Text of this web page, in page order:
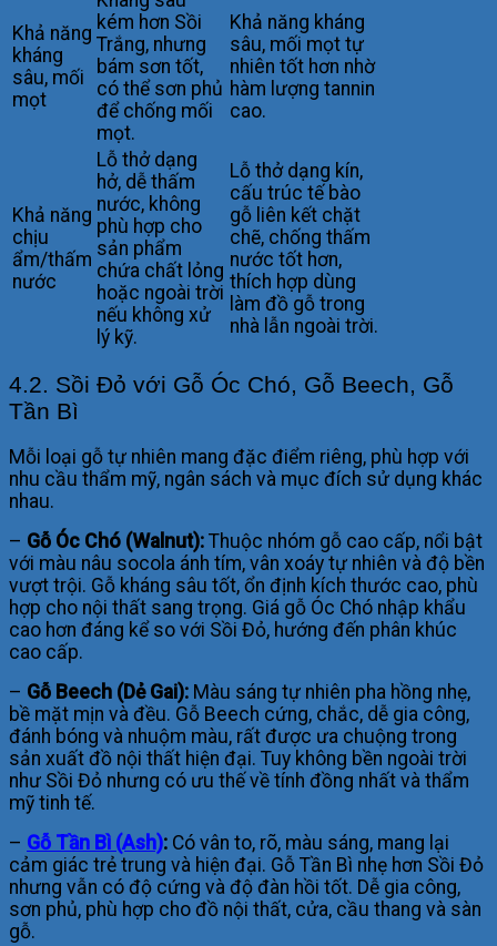
Khả năng
kháng
sâu, mối
mọt
kém hơn Sồi
Trắng, nhưng
bám sơn tốt,
có thể sơn phủ
để chống mối
mọt.
Khả năng kháng
sâu, mối mọt tự
nhiên tốt hơn nhờ
hàm lượng tannin
cao.
Khả năng
chịu
ẩm/thấm
nước
Lỗ thở dạng
hở, dễ thấm
nước, không
phù hợp cho
sản phẩm
chứa chất lỏng
hoặc ngoài trời
nếu không xử
lý kỹ.
Lỗ thở dạng kín,
cấu trúc tế bào
gỗ liên kết chặt
chẽ, chống thấm
nước tốt hơn,
thích hợp dùng
làm đồ gỗ trong
nhà lẫn ngoài trời.
4.2. Sồi Đỏ với Gỗ Óc Chó, Gỗ Beech, Gỗ
Tần Bì
Mỗi loại gỗ tự nhiên mang đặc điểm riêng, phù hợp với
nhu cầu thẩm mỹ, ngân sách và mục đích sử dụng khác
nhau.
– Gỗ Óc Chó (Walnut): Thuộc nhóm gỗ cao cấp, nổi bật
với màu nâu socola ánh tím, vân xoáy tự nhiên và độ bền
vượt trội. Gỗ kháng sâu tốt, ổn định kích thước cao, phù
hợp cho nội thất sang trọng. Giá gỗ Óc Chó nhập khẩu
cao hơn đáng kể so với Sồi Đỏ, hướng đến phân khúc
cao cấp.
– Gỗ Beech (Dẻ Gai): Màu sáng tự nhiên pha hồng nhẹ,
bề mặt mịn và đều. Gỗ Beech cứng, chắc, dễ gia công,
đánh bóng và nhuộm màu, rất được ưa chuộng trong
sản xuất đồ nội thất hiện đại. Tuy không bền ngoài trời
như Sồi Đỏ nhưng có ưu thế về tính đồng nhất và thẩm
mỹ tinh tế.
– Gỗ Tần Bì (Ash): Có vân to, rõ, màu sáng, mang lại
cảm giác trẻ trung và hiện đại. Gỗ Tần Bì nhẹ hơn Sồi Đỏ
nhưng vẫn có độ cứng và độ đàn hồi tốt. Dễ gia công,
sơn phủ, phù hợp cho đồ nội thất, cửa, cầu thang và sàn
gỗ.